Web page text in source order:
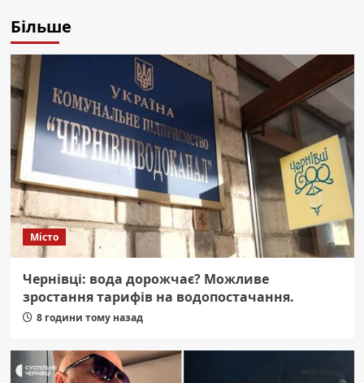
Більше
Місто
Чернівці: вода дорожчає? Можливе
зростання тарифів на водопостачання.
8 години тому назад